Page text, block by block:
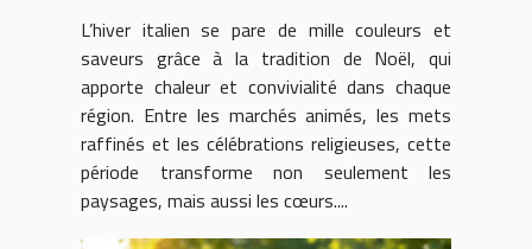
L’hiver italien se pare de mille couleurs et
saveurs grâce à la tradition de Noël, qui
apporte chaleur et convivialité dans chaque
région. Entre les marchés animés, les mets
raffinés et les célébrations religieuses, cette
période transforme non seulement les
paysages, mais aussi les cœurs....